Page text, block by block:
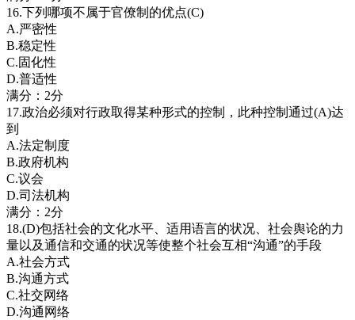
16.下列哪项不属于官僚制的优点(C)
A.严密性
B.稳定性
C.固化性
D.普适性
满分：2分
17.政治必须对行政取得某种形式的控制，此种控制通过(A)达
到
A.法定制度
B.政府机构
C.议会
D.司法机构
满分：2分
18.(D)包括社会的文化水平、适用语言的状况、社会舆论的力
量以及通信和交通的状况等使整个社会互相“沟通”的手段
A.社会方式
B.沟通方式
C.社交网络
D.沟通网络